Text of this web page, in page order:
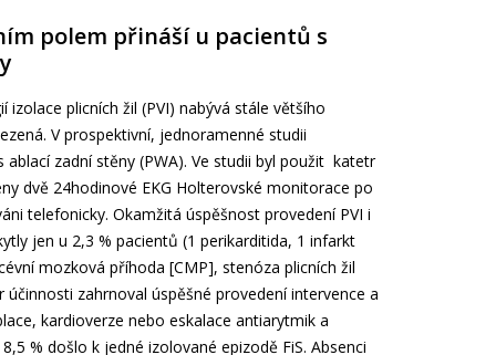
polem přináší u pacientů s
plicních žil (PVI) nabývá stále většího
V prospektivní, jednoramenné studii
ablací zadní stěny (PWA). Ve studii byl použit katetr
dvě 24hodinové EKG Holterovské monitorace po
telefonicky. Okamžitá úspěšnost provedení PVI i
jen u 2,3 % pacientů (1 perikarditida, 1 infarkt
mozková příhoda [CMP], stenóza plicních žil
zahrnoval úspěšné provedení intervence a
kardioverze nebo eskalace antiarytmik a
% došlo k jedné izolované epizodě FiS. Absenci